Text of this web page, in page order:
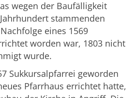
wegen der Baufälligkeit
stammenden
eines 1569
worden war, 1803 nicht
wurde.
Sukkursalpfarrei geworden
Pfarrhaus errichtet hatte,